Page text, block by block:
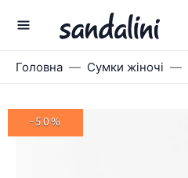
Головна Сумки жіночі
-50%